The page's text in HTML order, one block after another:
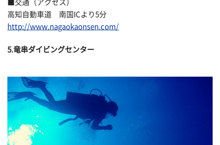
■交通（アクセス）
高知自動車道 南国ICより5分
http://www.nagaokaonsen.com/
5.竜串ダイビングセンター